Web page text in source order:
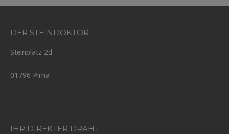
DER STEINDOKTOR
Steinplatz 2d
01796 Pirna
IHR DIREKTER DRAHT